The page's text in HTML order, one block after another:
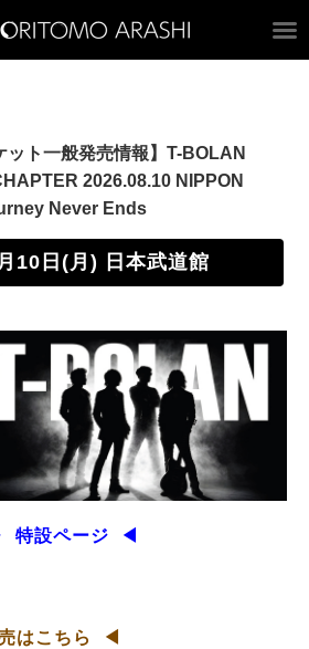
ット一般発売情報】T-BOLAN
2026.08.10 NIPPON
Never Ends
10日(月) 日本武道館
特設ページ ◀
はこちら ◀